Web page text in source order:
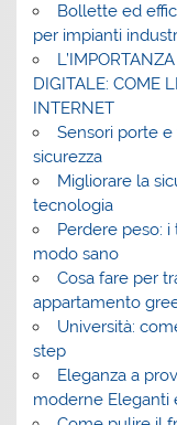
Bollette ed
per impianti
DIGITALE: COME
INTERNET
Sensori porte
sicurezza
Migliorare la
tecnologia
Perdere peso:
modo sano
Cosa fare per
appartamento
Università:
step
Eleganza a
moderne Eleganti